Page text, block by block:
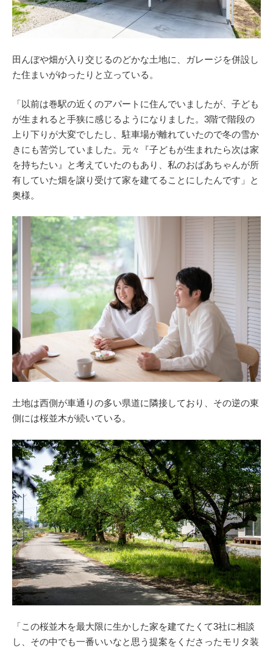
田んぼや畑が入り交じるのどかな土地に、ガレージを併設し
た住まいがゆったりと立っている。
「以前は巻駅の近くのアパートに住んでいましたが、子ども
が生まれると手狭に感じるようになりました。3階で階段の
上り下りが大変でしたし、駐車場が離れていたので冬の雪か
きにも苦労していました。元々『子どもが生まれたら次は家
を持ちたい』と考えていたのもあり、私のおばあちゃんが所
有していた畑を譲り受けて家を建てることにしたんです」と
奥様。
土地は西側が車通りの多い県道に隣接しており、その逆の東
側には桜並木が続いている。
「この桜並木を最大限に生かした家を建てたくて3社に相談
し、その中でも一番いいなと思う提案をくださったモリタ装